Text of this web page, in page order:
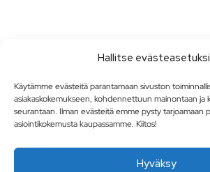
Hallitse
Käytämme evästeitä parantamaan sivuston
asiakaskokemukseen, kohdennettuun mainontaan ja
seurantaan. Ilman evästeitä emme pysty tarjoamaan
asiointikokemusta kaupassamme. Kiitos!
Hyväksy